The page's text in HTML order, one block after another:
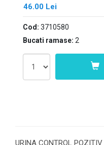
46.00 Lei
Cod: 3710580
Bucati ramase: 2
URINA CONTROL